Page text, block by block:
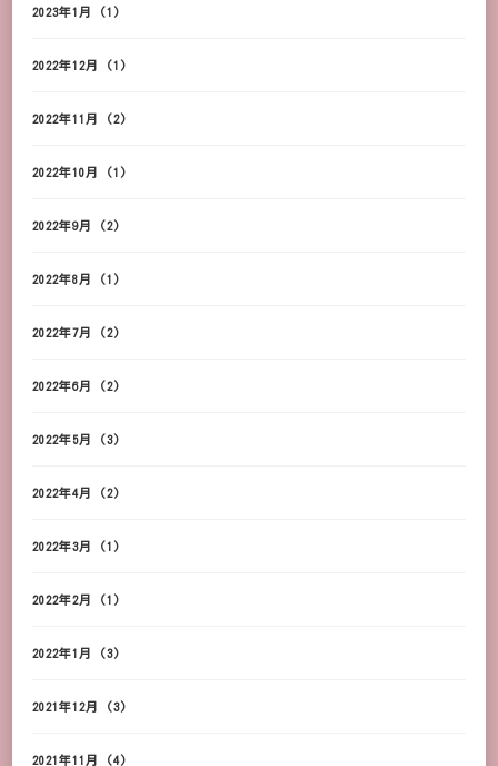
2023年1月 (1)
2022年12月 (1)
2022年11月 (2)
2022年10月 (1)
2022年9月 (2)
2022年8月 (1)
2022年7月 (2)
2022年6月 (2)
2022年5月 (3)
2022年4月 (2)
2022年3月 (1)
2022年2月 (1)
2022年1月 (3)
2021年12月 (3)
2021年11月 (4)